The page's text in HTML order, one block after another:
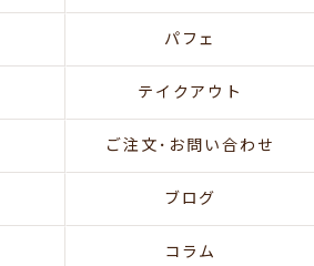
パフェ
テイクアウト
ご注文･お問い合わせ
ブログ
コラム